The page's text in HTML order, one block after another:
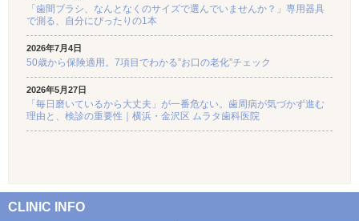
「歯間ブラシ、なんとなくのサイズで選んでいませんか？」専用器具
で測る、自分にぴったりの1本
2026年7月4日
50歳から保険適用。7項目でわかる”お口の老化”チェック
2026年5月27日
「毎日磨いているから大丈夫」が一番危ない。歯周病が気づかず進む
理由と、検診の重要性｜横浜・金沢区 ムラタ歯科医院
CLINIC INFO